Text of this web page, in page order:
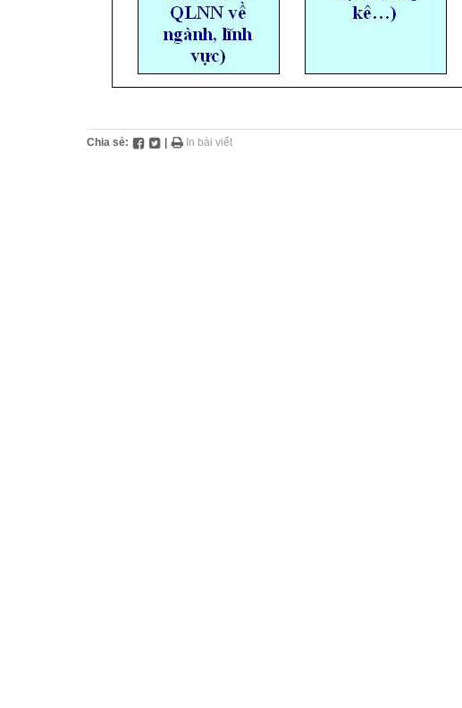
Chia sẻ: | In bài viết